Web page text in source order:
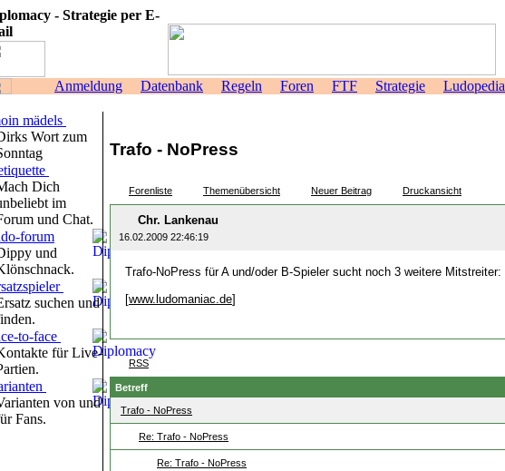
- Strategie per E-
Anmeldung Datenbank Regeln Foren FTF Strategie Ludopedia
mädels
Wort zum
Dich
im
und Chat.
forum
und
suchen und
to-face
für Live-
von und
Fans.
Trafo - NoPress
Forenliste Themenübersicht Neuer Beitrag Druckansicht
Chr. Lankenau
16.02.2009 22:46:19
Trafo-NoPress für A und/oder B-Spieler sucht noch 3 weitere Mitstreiter:
[www.ludomaniac.de]
RSS
Betreff
Trafo - NoPress
Re: Trafo - NoPress
Re: Trafo - NoPress